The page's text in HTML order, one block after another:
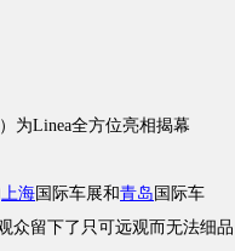
Linea全方位亮相揭幕
上海国际车展和青岛 国际车
众留下了只可远观而无法细品